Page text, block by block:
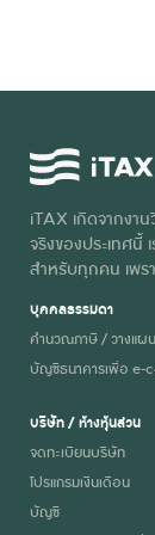
iTAX เกิดจากงา
จริงของประเทศนี้
สำหรับทุกคน เพร
บุคคลธรรมดา
คำนวณภาษี / วางแผ
บัญชีธนาคารเพื่อ e-
บริษัท / ห้างหุ้นส่วน
จดทะเบียนบริษัท
โปรแกรมเงินเดือน
บัญชี